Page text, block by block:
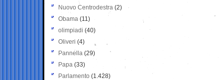
Nuovo Centrodestra (2)
Obama (11)
olimpiadi (40)
Oliveri (4)
Pannella (29)
Papa (33)
Parlamento (1.428)